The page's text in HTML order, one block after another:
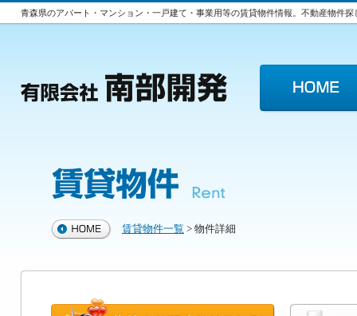
青森県のアパート・マンション・一戸建て・事業用等の賃貸物件情報。不動産物件探
賃貸物件一覧 > 物件詳細